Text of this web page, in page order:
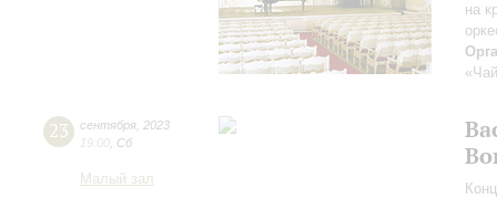
на
23 сентября 2023
19:00 Сб
Малый зал